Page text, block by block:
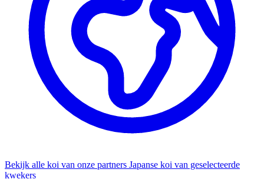
Bekijk alle koi van onze partners Japanse koi van geselecteerde
kwekers